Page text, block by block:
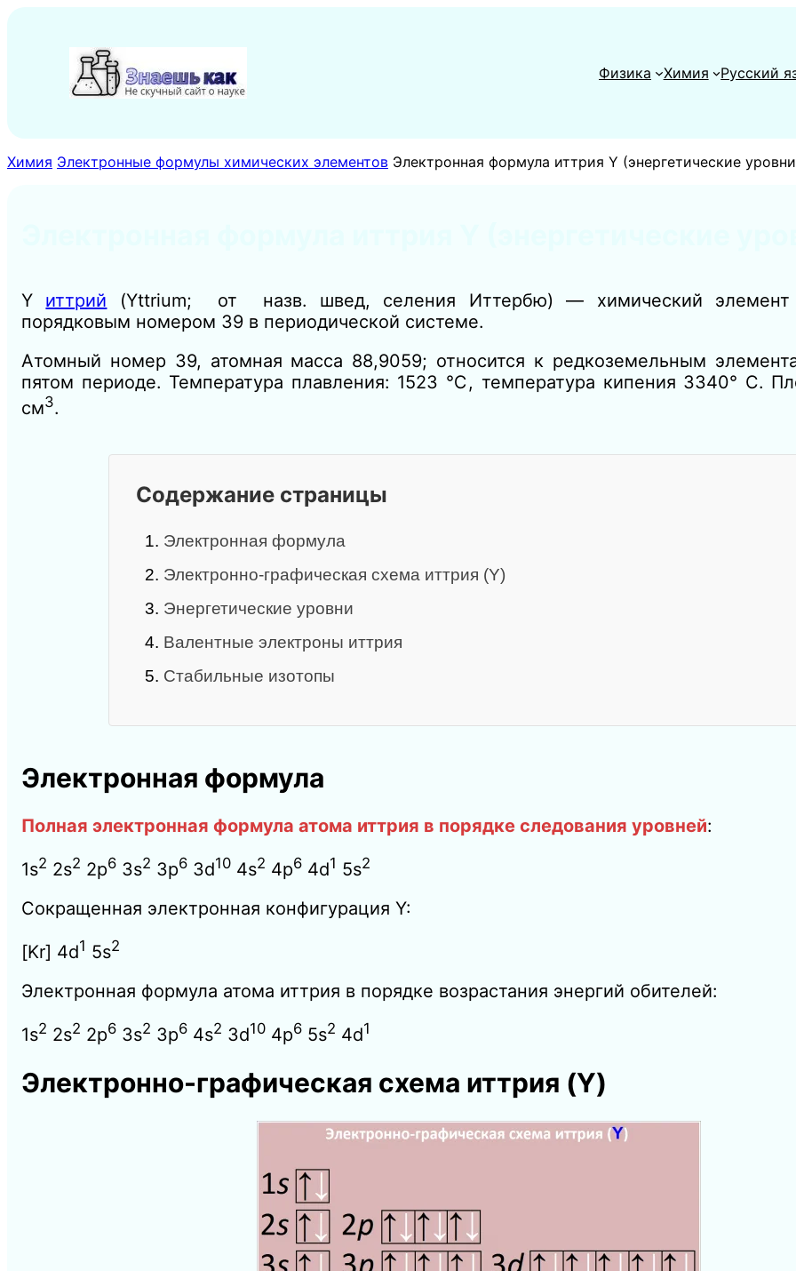
содержимому
Физика
Химия Русский
Химия Электронные формулы химических элементов Электронная формула иттрия Y (энергетические
Y иттрий (Yttrium; от назв. швед, селения Иттербю) — химический
порядковым номером 39 в периодической системе.
Атомный номер 39, атомная масса 88,9059; относится к редкоземельным
пятом периоде. Температура плавления: 1523 ℃, температура кипения 3340° С.
см3.
Содержание страницы
1. Электронная формула
2. Электронно-графическая схема иттрия (Y)
3. Энергетические уровни
4. Валентные электроны иттрия
5. Стабильные изотопы
Электронная формула
Полная электронная формула атома иттрия в порядке следования уровней:
1s2 2s2 2p6 3s2 3p6 3d10 4s2 4p6 4d1 5s2
Сокращенная электронная конфигурация Y:
[Kr] 4d1 5s2
Электронная формула атома иттрия в порядке возрастания энергий обителей:
1s2 2s2 2p6 3s2 3p6 4s2 3d10 4p6 5s2 4d1
Электронно-графическая схема иттрия (Y)